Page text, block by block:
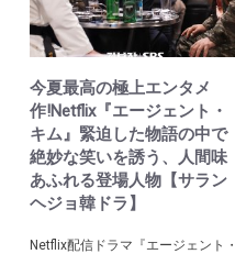
今夏最高の極上エンタメ
作!Netflix『エージェント・
キム』緊迫した物語の中で
絶妙な笑いを誘う、人間味
あふれる登場人物【サラン
ヘジョ韓ドラ】
Netflix配信ドラマ『エージェント・